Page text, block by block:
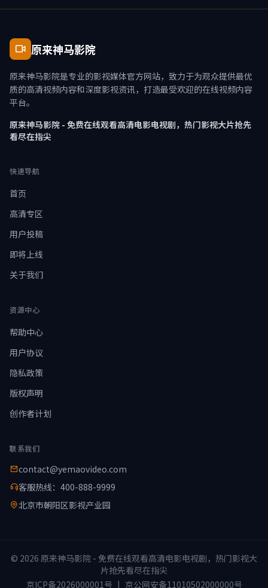
原来神马影院
原来神马影院是专业的影视媒体官方网站，致力于为观众提供最优
质的高清视频内容和深度影视资讯，打造最受欢迎的在线视频内容
平台。
原来神马影院 - 免费在线观看高清电影电视剧，热门影视大片抢先
看尽在指尖
快速导航
首页
高清专区
用户投稿
即将上线
关于我们
资源中心
帮助中心
用户协议
隐私政策
版权声明
创作者计划
联系我们
contact@yemaovideo.com
客服热线：400-888-9999
北京市朝阳区影视产业园
© 2026 原来神马影院 - 免费在线观看高清电影电视剧，热门影视大
片抢先看尽在指尖
京ICP备2026000001号 | 京公网安备11010502000000号